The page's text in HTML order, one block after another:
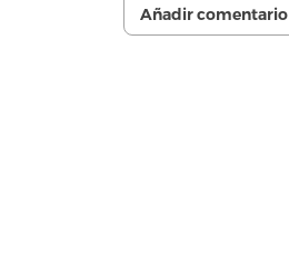
Añadir comentario